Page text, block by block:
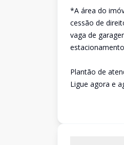
*A área do
cessão de
vaga de
Plantão de
Ligue agora e